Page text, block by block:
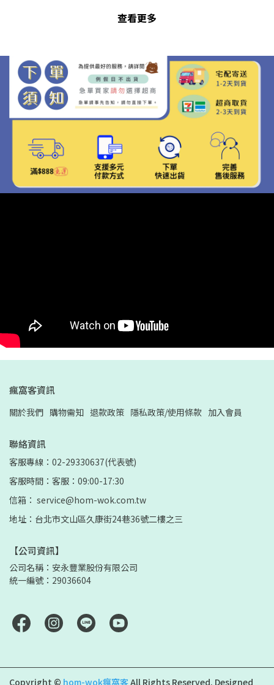
查看更多
瘋窩客資訊
關於我們 購物需知 退款政策 隱私政策/使用條款 加入會員
聯絡資訊
客服專線：02-29330637(代表號)
客服時間：客服：09:00-17:30
信箱： service@hom-wok.com.tw
地址：台北市文山區久康街24巷36號二樓之三
【公司資訊】
公司名稱：安永豐業股份有限公司
統一編號：29036604
Copyright © hom-wok瘋窩客All Rights Reserved. Designed